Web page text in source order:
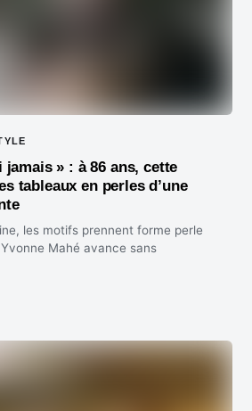
jamais » : à 86 ans, cette
tableaux en perles d’une
les motifs prennent forme perle
Mahé avance sans